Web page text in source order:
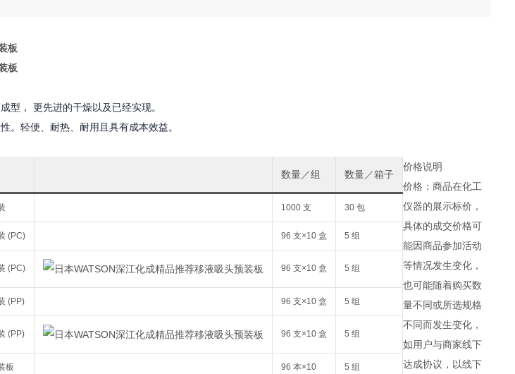
板
板
型， 更先进的干燥以及已经实现。
。轻便、耐热、耐用且具有成本效益。
数量／组 数量／箱子
1000 支 30 包
(PC) 96 支×10 盒 5 组
(PC) 96 支×10 盒 5 组
(PP) 96 支×10 盒 5 组
(PP) 96 支×10 盒 5 组
板 96 本×10 5 组
价格说明
价格：商品在化工
仪器的展示标价，
具体的成交价格可
能因商品参加活动
等情况发生变化，
也可能随着购买数
量不同或所选规格
不同而发生变化，
如用户与商家线下
达成协议，以线下